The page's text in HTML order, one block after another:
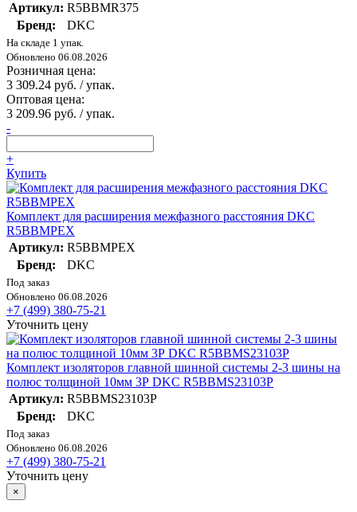
Артикул: R5BBMR375
Бренд:
DKC
На складе 1 упак.
Обновлено 06.08.2026
Розничная цена:
3 309.24 руб. / упак.
Оптовая цена:
3 209.96 руб. / упак.
-
+
Купить
Комплект для расширения межфазного расстояния DKC
R5BBMPEX
Артикул: R5BBMPEX
Бренд:
DKC
Под заказ
Обновлено 06.08.2026
+7 (499) 380-75-21
Уточнить цену
Комплект изоляторов главной шинной системы 2-3 шины на
полюс толщиной 10мм 3Р DKC R5BBMS23103P
Артикул: R5BBMS23103P
Бренд:
DKC
Под заказ
Обновлено 06.08.2026
+7 (499) 380-75-21
Уточнить цену
×